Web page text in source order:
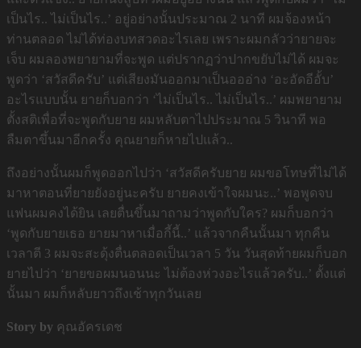
เป็นไร.. ไม่เป็นไร..’ อยู่อย่างนั้นประมาณ 2 นาที ผมจ้องหน้า
ท่านตลอด ไม่ได้ท่องบทสวดอะไรเลย เพราะผมกลัวว่ายายจะ
เจ็บ ผมลองพยายามที่จะพูด แต่ปรากฏว่าปากขยับไม่ได้ ผมจะ
พูดว่า ‘สวัสดีครับ’ แต่เสียงมันออกมาเป็นอออ่าง ‘อะอัดอีอั้บ’
อะไรแบบนั้น ยายก็บอกว่า ‘ไม่เป็นไร.. ไม่เป็นไร..’ ผมพยายาม
ตั้งสติเพื่อที่จะพูดกับยาย ผมหลับตาไปประมาณ 5 วินาที พอ
ลืมตาขึ้นมาอีกครั้ง คุณยายก็หายไปแล้ว..
ถึงอย่างนั้นผมก็พูดออกไปว่า ‘สวัสดีครับยาย ผมขอโทษที่ไม่ได้
มาหาตอนที่ยายยังอยู่นะครับ ยายคงเข้าใจผมนะ..’ พอพูดจบ
แฟนผมคงได้ยิน เลยตื่นขึ้นมาถามว่าพูดกับใคร? ผมก็บอกว่า
‘พูดกับยายเธอ ยายมาหาเมื่อกี้นี้..’ แล้วจากคืนนั้นมา ทุกคืน
เวลาตี 3 ผมจะสะดุ้งตื่นตลอดเป็นเวลา 5 วัน วันสุดท้ายผมก็บอก
ยายไปว่า ‘ยายขอผมนอนนะ ไม่ต้องห่วงอะไรแล้วครับ..’ ตั้งแต่
นั้นมา ผมก็หลับยาวถึงเช้าทุกวันเลย
Story by คุณอัครเดช